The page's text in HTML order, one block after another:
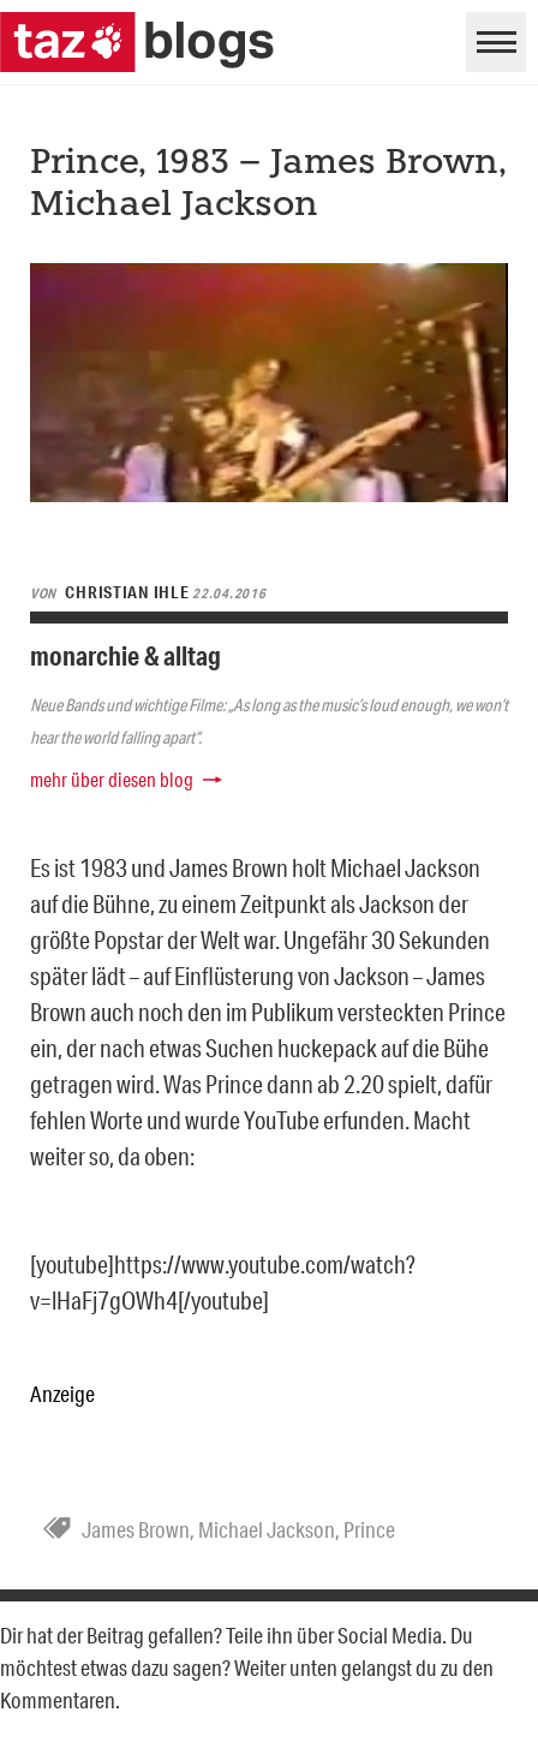
Prince, 1983 – James Brown,
Michael Jackson
VON CHRISTIAN IHLE22.04.2016
monarchie & alltag
Neue Bands und wichtige Filme: „As long as the music’s loud enough, we won’t
hear the world falling apart“.
mehr über diesen blog
Es ist 1983 und James Brown holt Michael Jackson
auf die Bühne, zu einem Zeitpunkt als Jackson der
größte Popstar der Welt war. Ungefähr 30 Sekunden
später lädt – auf Einflüsterung von Jackson – James
Brown auch noch den im Publikum versteckten Prince
ein, der nach etwas Suchen huckepack auf die Bühe
getragen wird. Was Prince dann ab 2.20 spielt, dafür
fehlen Worte und wurde YouTube erfunden. Macht
weiter so, da oben:
[youtube]https://www.youtube.com/watch?
v=lHaFj7gOWh4[/youtube]
Anzeige
James Brown, Michael Jackson, Prince
Dir hat der Beitrag gefallen? Teile ihn über Social Media. Du
möchtest etwas dazu sagen? Weiter unten gelangst du zu den
Kommentaren.